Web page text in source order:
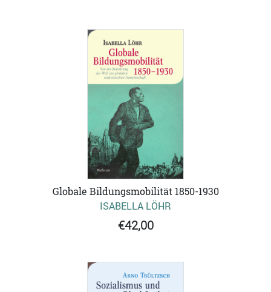
Globale Bildungsmobilität 1850-1930
ISABELLA LÖHR
€42,00